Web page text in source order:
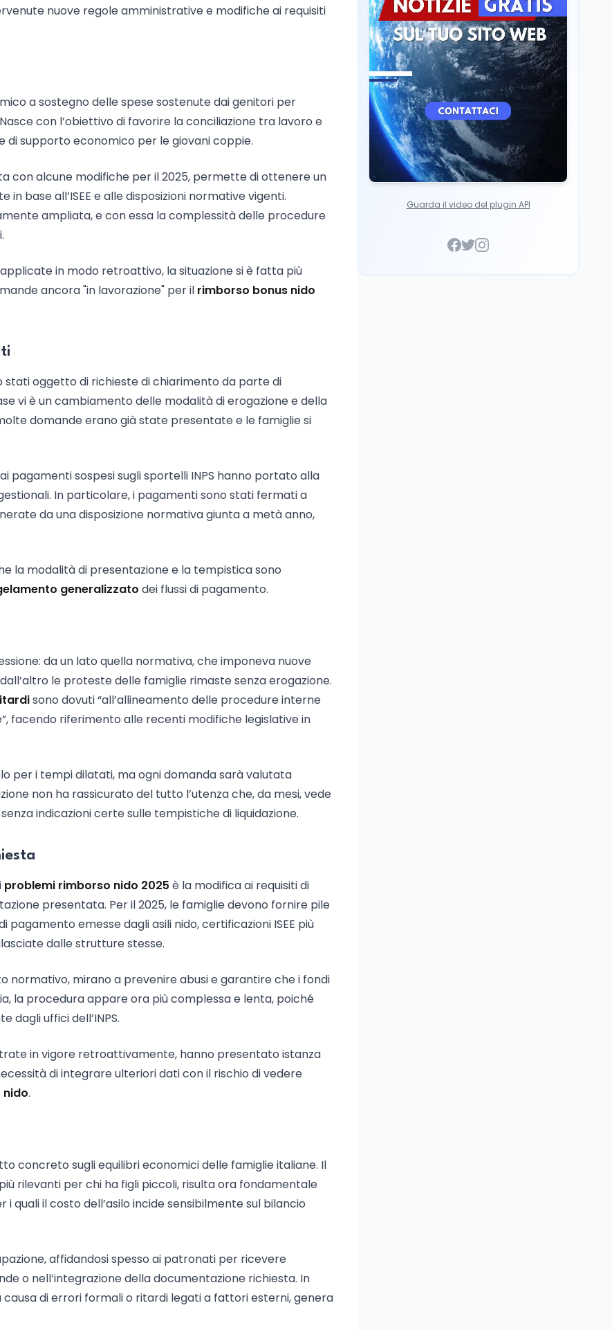
nuove regole amministrative e modifiche ai requisiti
a sostegno delle spese sostenute dai genitori per
con l’obiettivo di favorire la conciliazione tra lavoro e
supporto economico per le giovani coppie.
con alcune modifiche per il 2025, permette di ottenere un
base all’ISEE e alle disposizioni normative vigenti.
ampliata, e con essa la complessità delle procedure
in modo retroattivo, la situazione si è fatta più
ancora "in lavorazione" per il rimborso bonus nido
stati oggetto di richieste di chiarimento da parte di
vi è un cambiamento delle modalità di erogazione e della
domande erano già state presentate e le famiglie si
pagamenti sospesi sugli sportelli INPS hanno portato alla
In particolare, i pagamenti sono stati fermati a
da una disposizione normativa giunta a metà anno,
la modalità di presentazione e la tempistica sono
generalizzato dei flussi di pagamento.
da un lato quella normativa, che imponeva nuove
le proteste delle famiglie rimaste senza erogazione.
sono dovuti “all’allineamento delle procedure interne
facendo riferimento alle recenti modifiche legislative in
per i tempi dilatati, ma ogni domanda sarà valutata
non ha rassicurato del tutto l’utenza che, da mesi, vede
senza indicazioni certe sulle tempistiche di liquidazione.
problemi rimborso nido 2025 è la modifica ai requisiti di
presentata. Per il 2025, le famiglie devono fornire pile
emesse dagli asili nido, certificazioni ISEE più
dalle strutture stesse.
normativo, mirano a prevenire abusi e garantire che i fondi
la procedura appare ora più complessa e lenta, poiché
dagli uffici dell’INPS.
in vigore retroattivamente, hanno presentato istanza
di integrare ulteriori dati con il rischio di vedere
nido.
concreto sugli equilibri economici delle famiglie italiane. Il
rilevanti per chi ha figli piccoli, risulta ora fondamentale
quali il costo dell’asilo incide sensibilmente sul bilancio
affidandosi spesso ai patronati per ricevere
o nell’integrazione della documentazione richiesta. In
di errori formali o ritardi legati a fattori esterni, genera
Cultura 7 ago
Franca Ghitti a Santa
Giulia: il quarto capitolo
dei Palcoscenici
Guarda il video del plugin API